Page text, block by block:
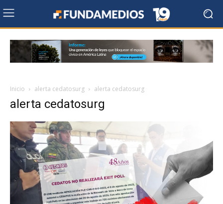
Inicio alerta cedatosurg alerta cedatosurg
alerta cedatosurg